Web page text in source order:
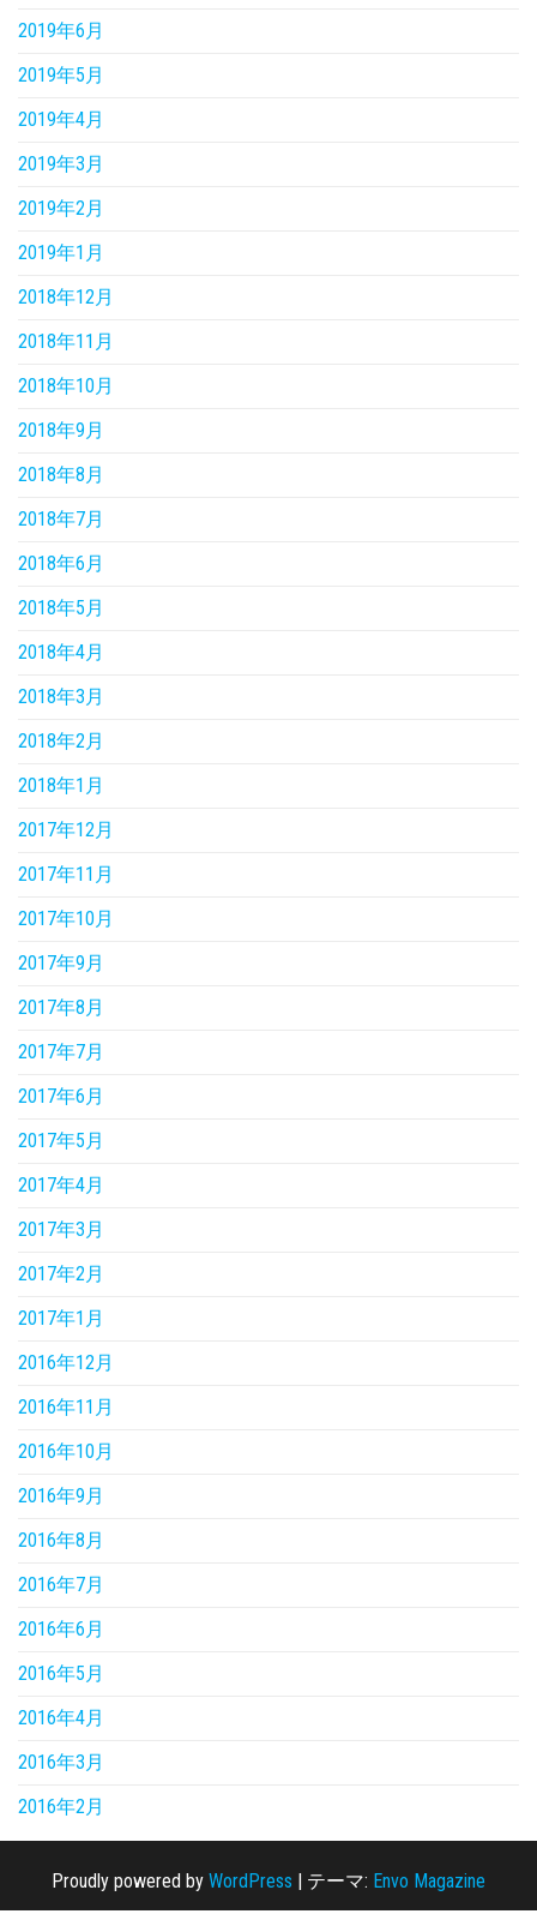
2019年6月
2019年5月
2019年4月
2019年3月
2019年2月
2019年1月
2018年12月
2018年11月
2018年10月
2018年9月
2018年8月
2018年7月
2018年6月
2018年5月
2018年4月
2018年3月
2018年2月
2018年1月
2017年12月
2017年11月
2017年10月
2017年9月
2017年8月
2017年7月
2017年6月
2017年5月
2017年4月
2017年3月
2017年2月
2017年1月
2016年12月
2016年11月
2016年10月
2016年9月
2016年8月
2016年7月
2016年6月
2016年5月
2016年4月
2016年3月
2016年2月
Proudly powered by WordPress | テーマ: Envo Magazine